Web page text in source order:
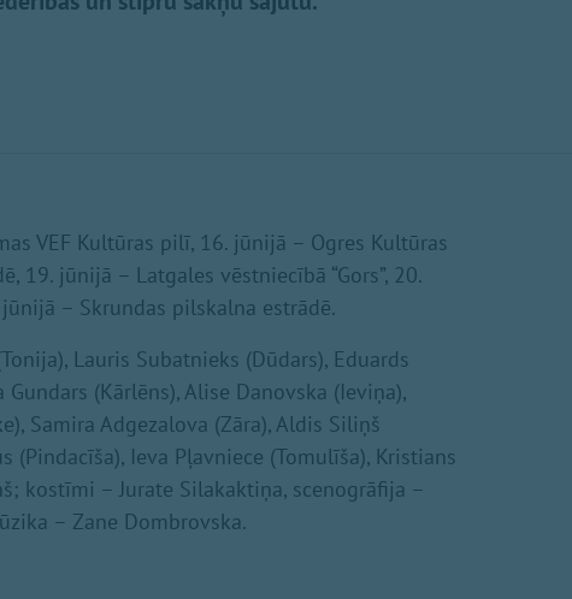
VEF Kultūras pilī, 16. jūnijā – Ogres Kultūras
19. jūnijā – Latgales vēstniecībā “Gors”, 20.
– Skrundas pilskalna estrādē.
Lauris Subatnieks (Dūdars), Eduards
(Kārlēns), Alise Danovska (Ieviņa),
Samira Adgezalova (Zāra), Aldis Siliņš
(Pindacīša), Ieva Pļavniece (Tomulīša), Kristians
kostīmi – Jurate Silakaktiņa, scenogrāfija –
– Zane Dombrovska.